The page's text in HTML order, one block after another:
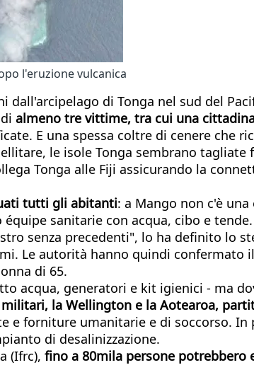
l'eruzione vulcanica
di Tonga nel sud del
almeno tre vittime, tra cui una
E una spessa coltre di cenere che
le isole Tonga sembrano tagliate
Tonga alle Fiji assicurando la
tutti gli abitanti: a Mango non c'è
sanitarie con acqua, cibo e
senza precedenti", lo ha definito lo
Le autorità hanno quindi confermato
di 65.
acqua, generatori e kit igienici - ma
la Wellington e la Aotearoa,
e forniture umanitarie e di soccorso.
di desalinizzazione.
(Ifrc), fino a 80mila persone potrebbero